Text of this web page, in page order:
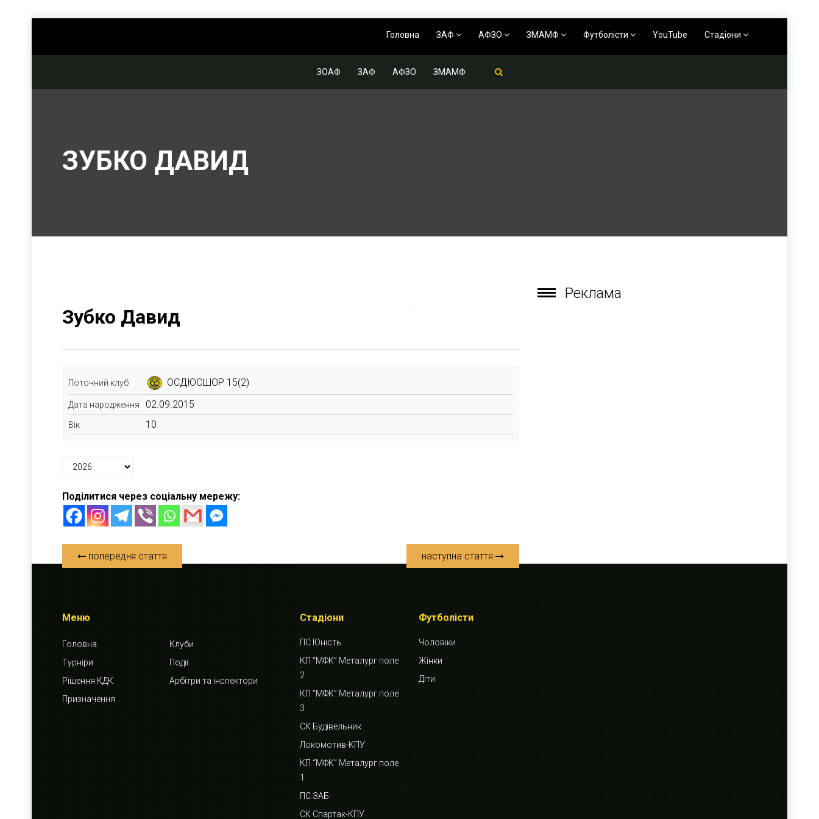
Головна ЗАФ АФЗО ЗМАМФ Футболісти YouTube Стадіони
ЗОАФ ЗАФ АФЗО ЗМАМФ
ЗУБКО ДАВИД
Зубко Давид
Поточний клуб ОСДЮСШОР 15(2)
Дата народження 02.09.2015
Вік 10
Поділитися через соціальну мережу:
попередня стаття наступна стаття
Реклама
Меню
Головна
Клуби
Турніри
Події
Рішення КДК
Арбітри та інспектори
Призначення
Стадіони
ПС Юність
КП “МФК” Металург поле
2
КП “МФК” Металург поле
3
СК Будівельник
Локомотив-КПУ
КП “МФК” Металург поле
1
ПС ЗАБ
СК Спартак-КПУ
Футболісти
Чоловіки
Жінки
Діти